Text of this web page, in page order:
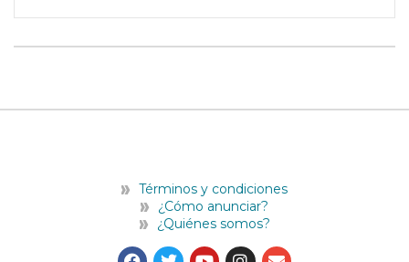
Términos y condiciones
¿Cómo anunciar?
¿Quiénes somos?